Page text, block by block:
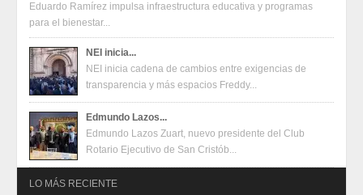
Eduardo Ramírez impulsa infraestructura educativa y programas
para el bienestar...
NEI inicia...
NEI inicia cadena de cambios entre exigencias de
transparencia y más espacios Freddy...
Edmundo Lazos...
Edmundo Lazos Zuart, nuevo presidente del Club
Rotario Ejecutivo de San Cristób...
LO MÁS RECIENTE